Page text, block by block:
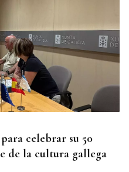
celebrar su 50
de la cultura gallega